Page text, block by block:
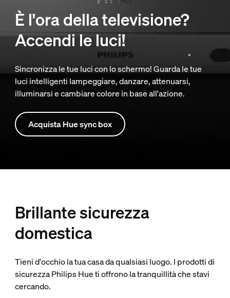
È l'ora della televisione?
Accendi le luci!
Sincronizza le tue luci con lo schermo! Guarda le tue
luci intelligenti lampeggiare, danzare, attenuarsi,
illuminarsi e cambiare colore in base all'azione.
Acquista Hue sync box
Brillante sicurezza
domestica
Tieni d'occhio la tua casa da qualsiasi luogo. I prodotti di
sicurezza Philips Hue ti offrono la tranquillità che stavi
cercando.